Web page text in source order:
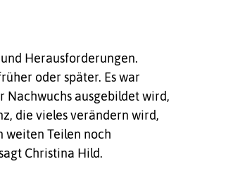
Herausforderungen.
oder später. Es war
Nachwuchs ausgebildet wird,
die vieles verändern wird,
weiten Teilen noch
Christina Hild.